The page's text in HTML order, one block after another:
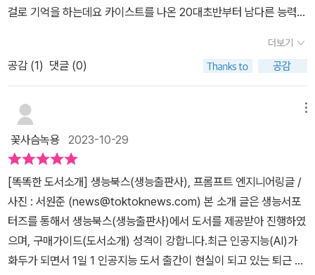
걸로 기억을 하는데요 카이스트를 나온 20대초반부터 남다른 능력을
들에서 가장 중요한 프롬프트를 어떻게 할것인가를 다룬 내용입니다.
미디어에서도 챗GPT이야기가 나오면 늘하는 이야기가 프롬프트에
양질의 질문을 해야 챗GPT를 효율적으로 사용할 수있다고 합니다.
더우기 얼마전 프롬프트엔지니어에게 연봉1억원을 준다는 기사까지
나서 프롬프트엔지니어링에 관심이 높아지고 있습니다. 저자는 상상
텃밭(주)이사십니다. 카이스트 학사,석사를 하셨고 전공은 뇌공학이
지만 인공지능도 독학을 했다고 합니다. 그래서 나온책이 <비전공이
지만 개발자로 먹고삽니다>를 내셨고 최근에는 챗GPT관련도서를
시리즈로 내셨습니다. <CHATGPT>,<챗GPT:마침내 찾아온 특이
점>,<챗GPT:GPT노마드의 탄생>,<챗GPT 영어교실>,<챗GPT
영어회화>에 이어 이 책이 나왔습니다. 총 25권을 책을 출간한 작가
십니다. 그리고 40여건의 특허와 논문도 눈길을 끄는 공부도사시네
더보기
공감 (1) 댓글 (0)
꽃사슴녹용 2023-10-29
[똑똑한 도서소개] 생능북스(생능출판사), 프롬프트 엔지니어링글 /
사진 : 서원준 (news@toktoknews.com) 본 소개 글은 생능서포
터즈를 통해서 생능북스(생능출판사)에서 도서를 제공받아 진행하였
으며, 구매가이드(도서소개) 성격이 강합니다.최근 인공지능(AI)가
화두가 되면서 1일 1 인공지능 도서 출간이 현실이 되고 있는 퇴근 상